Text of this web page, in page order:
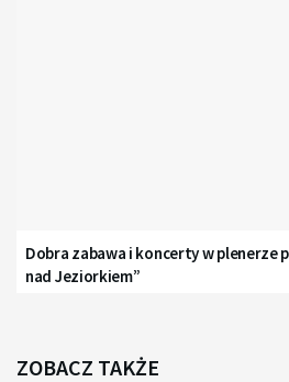
Dobra zabawa i koncerty w plenerze
nad Jeziorkiem”
ZOBACZ TAKŻE